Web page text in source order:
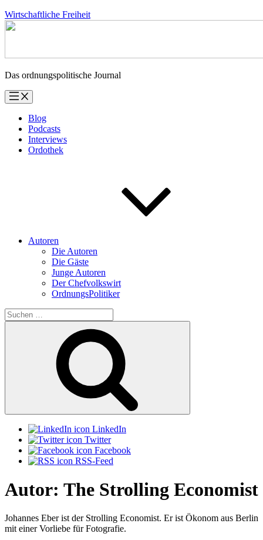
Zum
Inhalt
Wirtschaftliche Freiheit
Das ordnungspolitische Journal
Blog
Podcasts
Interviews
Ordothek
Autoren
Die Autoren
Die Gäste
Junge Autoren
Der Chefvolkswirt
OrdnungsPolitiker
Suchen
nach:
LinkedIn
Twitter
Facebook
RSS-Feed
Autor: The Strolling Economist
Johannes Eber ist der Strolling Economist. Er ist Ökonom aus Berlin
mit einer Vorliebe für Fotografie.